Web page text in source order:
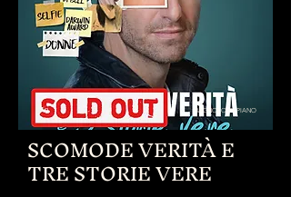
BAGNOLO IN PIANO
SCOMODE VERITÀ E
TRE STORIE VERE